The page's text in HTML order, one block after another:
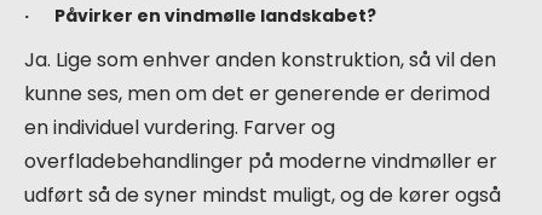
· Påvirker en vindmølle landskabet?
Ja. Lige som enhver anden konstruktion, så vil den
kunne ses, men om det er generende er derimod
en individuel vurdering. Farver og
overfladebehandlinger på moderne vindmøller er
udført så de syner mindst muligt, og de kører også